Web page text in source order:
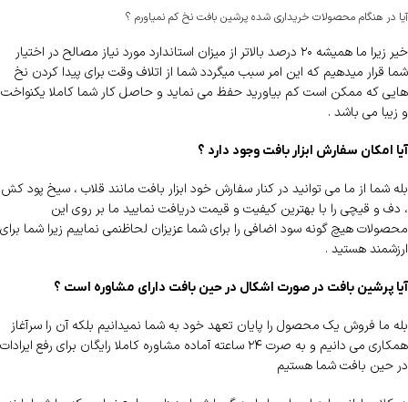
آیا در هنگام محصولات خریداری شده پرشین بافت نخ کم نمیاورم ؟
خیر زیرا ما همیشه ۲۰ درصد بالاتر از میزان استاندارد مورد نیاز مصالح در اختیار
شما قرار میدهیم که این امر سبب میگردد شما از اتلاف وقت برای پیدا کردن نخ
هایی که ممکن است کم بیاورید حفظ می نماید و حاصل کار شما کاملا یکنواخت
و زیبا می باشد .
آیا امکان سفارش ابزار بافت وجود دارد ؟
بله شما از ما می توانید در کنار سفارش خود ابزار بافت مانند قلاب ، سیخ پود کش
، دف و قیچی را با بهترین کیفیت و قیمت دریافت نمایید ما بر روی این
محصولات هیچ گونه سود اضافی را برای شما عزیزان لحاظنمی نماییم زیرا شما برای
ارزشمند هستید .
آیا پرشین بافت در صورت اشکال در حین بافت دارای مشاوره است ؟
بله ما فروش یک محصول را پایان تعهد خود به شما نمیدانیم بلکه آن را سرآغاز
همکاری می دانیم و به صرت ۲۴ ساعته آماده مشاوره کاملا رایگان برای رفع ایرادات
در حین بافت شما هستیم